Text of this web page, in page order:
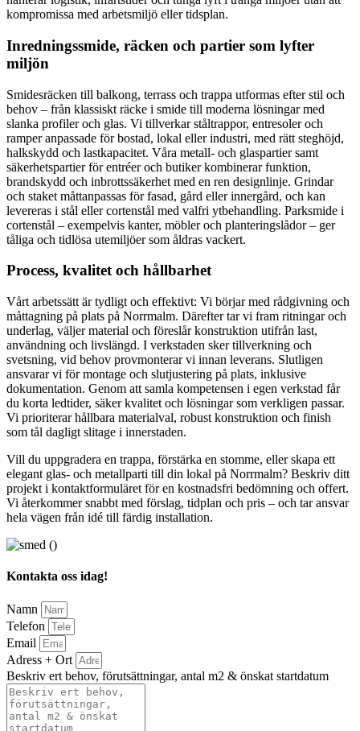
kompromissa med arbetsmiljö eller tidsplan.
Inredningssmide, räcken och partier som lyfter
miljön
Smidesräcken till balkong, terrass och trappa utformas efter stil och
behov – från klassiskt räcke i smide till moderna lösningar med
slanka profiler och glas. Vi tillverkar ståltrappor, entresoler och
ramper anpassade för bostad, lokal eller industri, med rätt steghöjd,
halkskydd och lastkapacitet. Våra metall- och glaspartier samt
säkerhetspartier för entréer och butiker kombinerar funktion,
brandskydd och inbrottssäkerhet med en ren designlinje. Grindar
och staket måttanpassas för fasad, gård eller innergård, och kan
levereras i stål eller cortenstål med valfri ytbehandling. Parksmi­de i
cortenstål – exempelvis kanter, möbler och planteringslådor – ger
tåliga och tidlösa utemiljöer som åldras vackert.
Process, kvalitet och hållbarhet
Vårt arbetssätt är tydligt och effektivt: Vi börjar med rådgivning och
måttagning på plats på Norrmalm. Därefter tar vi fram ritningar och
underlag, väljer material och föreslår konstruktion utifrån last,
användning och livslängd. I verkstaden sker tillverkning och
svetsning, vid behov provmonterar vi innan leverans. Slutligen
ansvarar vi för montage och slutjustering på plats, inklusive
dokumentation. Genom att samla kompetensen i egen verkstad får
du korta ledtider, säker kvalitet och lösningar som verkligen passar.
Vi prioriterar hållbara materialval, robust konstruktion och finish
som tål dagligt slitage i innerstaden.
Vill du uppgradera en trappa, förstärka en stomme, eller skapa ett
elegant glas- och metallparti till din lokal på Norrmalm? Beskriv ditt
projekt i kontaktformuläret för en kostnadsfri bedömning och offert.
Vi återkommer snabbt med förslag, tidplan och pris – och tar ansvar
hela vägen från idé till färdig installation.
Kontakta oss idag!
Namn
Telefon
Email
Adress + Ort
Beskriv ert behov, förutsättningar, antal m2 & önskat startdatum